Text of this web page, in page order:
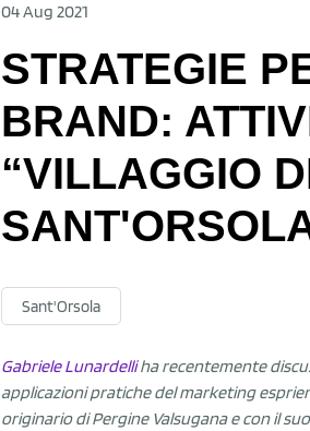
04 Aug 2021
STRATEGIE
BRAND:
“VILLAGGIO
Sant'Orsola
Gabriele Lunardelliha recentemente
applicazioni pratiche del marketing
originario di Pergine Valsugana e con il